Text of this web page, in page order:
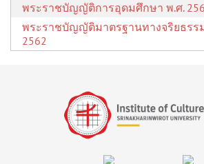
พระราชบัญญัติการอุดมศึกษา พ.ศ.
พระราชบัญญัติมาตรฐานทางจริยธรร
2562